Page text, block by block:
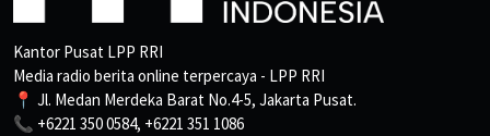
Kantor Pusat LPP RRI
Media radio berita online terpercaya - LPP RRI
📍 Jl. Medan Merdeka Barat No.4-5, Jakarta Pusat.
📞 +6221 350 0584, +6221 351 1086